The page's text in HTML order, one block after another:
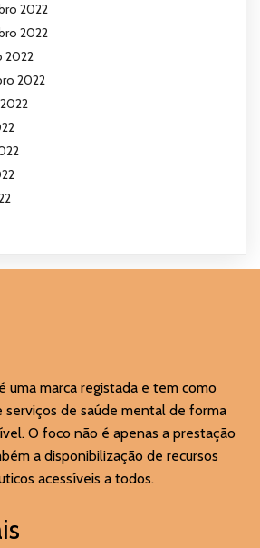
2022
2022
2022
2022
uma marca registada e tem como
serviços de saúde mental de forma
O foco não é apenas a prestação
a disponibilização de recursos
acessíveis a todos.